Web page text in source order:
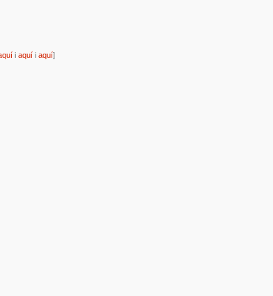
i aquí i aquí]